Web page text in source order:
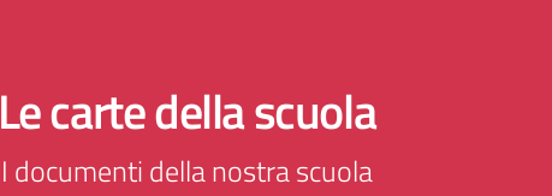
Le carte della scuola
I documenti della nostra scuola